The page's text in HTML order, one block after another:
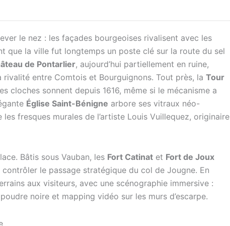
le nez : les façades bourgeoises rivalisent avec les
que la ville fut longtemps un poste clé sur la route du sel
de Pontarlier, aujourd’hui partiellement en ruine,
entre Comtois et Bourguignons. Tout près, la Tour
cloches sonnent depuis 1616, même si le mécanisme a
Église Saint-Bénigne arbore ses vitraux néo-
les fresques murales de l’artiste Louis Vuillequez, originaire
Bâtis sous Vauban, les Fort Catinat et Fort de Joux
le passage stratégique du col de Jougne. En
aux visiteurs, avec une scénographie immersive :
noire et mapping vidéo sur les murs d’escarpe.